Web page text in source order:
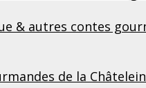
& autres contes
de la